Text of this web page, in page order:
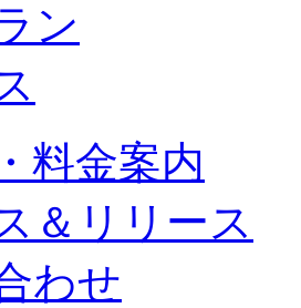
ン
料金案内
＆リリース
わせ